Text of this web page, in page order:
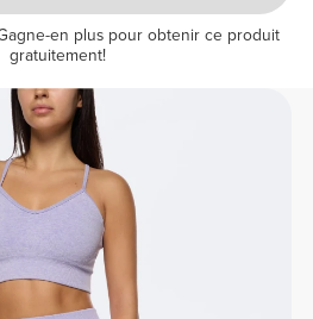
en plus pour obtenir ce produit
gratuitement!